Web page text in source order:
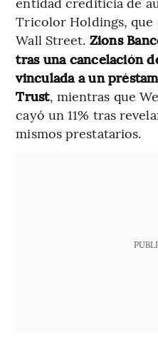
Tricolor Holdings, que
Wall Street. Zions
tras una cancelación
vinculada a un
Trust, mientras que
cayó un 11% tras
mismos prestatarios.